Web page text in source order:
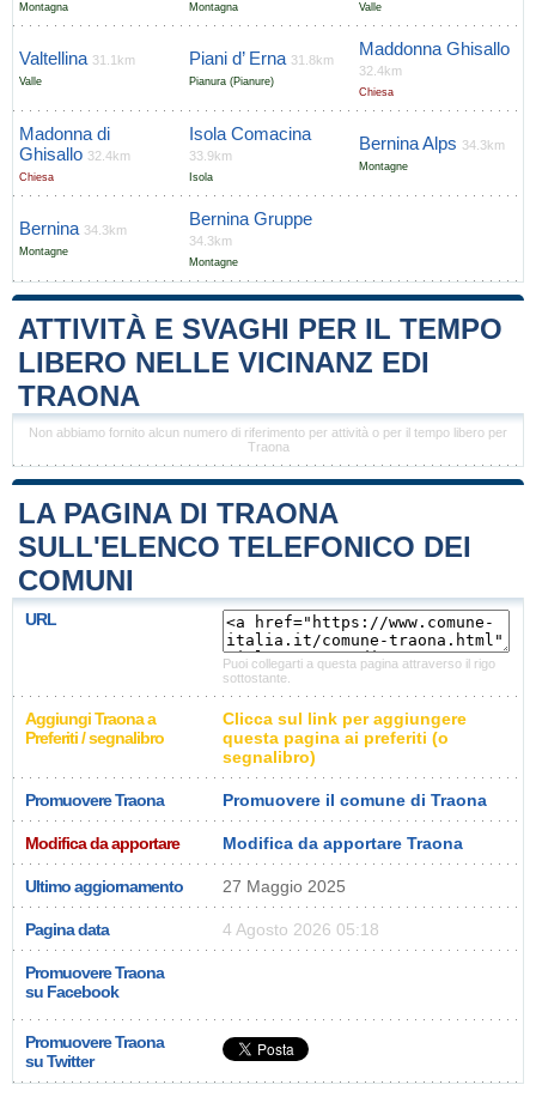
Montagna Montagna Valle
Valtellina 31.1km
Valle
Piani d’ Erna 31.8km
Pianura (Pianure)
Maddonna Ghisallo
32.4km
Chiesa
Madonna di
Ghisallo 32.4km
Chiesa
Isola Comacina
33.9km
Isola
Bernina Alps 34.3km
Montagne
Bernina 34.3km
Montagne
Bernina Gruppe
34.3km
Montagne
ATTIVITÀ E SVAGHI PER IL TEMPO
LIBERO NELLE VICINANZ EDI
TRAONA
Non abbiamo fornito alcun numero di riferimento per attività o per il tempo libero per
Traona
LA PAGINA DI TRAONA
SULL'ELENCO TELEFONICO DEI
COMUNI
URL
Puoi collegarti a questa pagina attraverso il rigo
sottostante.
Aggiungi Traona a
Preferiti / segnalibro
Clicca sul link per aggiungere
questa pagina ai preferiti (o
segnalibro)
Promuovere Traona Promuovere il comune di Traona
Modifica da apportare Modifica da apportare Traona
Ultimo aggiornamento 27 Maggio 2025
Pagina data 4 Agosto 2026 05:18
Promuovere Traona
su Facebook
Promuovere Traona
su Twitter